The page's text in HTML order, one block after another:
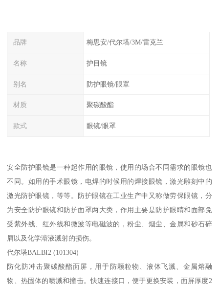
品牌 梅思安/代尔塔/3M/雷克兰
名称 护目镜
别名 防护眼镜/眼罩
材质 聚碳酸酯
款式 眼镜/眼罩
安全防护眼镜是一种起作用的眼镜，使用的场合不同需求的眼镜也
不同。如用的手术眼镜，电焊的时候用的焊接眼镜，激光雕刻中的
激光防护眼镜，等等。防护眼镜在工业生产中又称做劳保眼镜，分
为安全防护眼镜和防护面罩两大类，作用主要是防护眼睛和面部免
受紫外线、红外线和微波等电磁波的，粉尘、烟尘、金属和砂石碎
屑以及化学溶液溅射的损伤。
代尔塔BALBI2 (101304)
防化防冲击聚碳酸酯面屏，用于防颗粒物、液体飞溅、金属熔融
物、热固体的喷溅和撞击。快速连接口，便于更换安装，面屏厚度2